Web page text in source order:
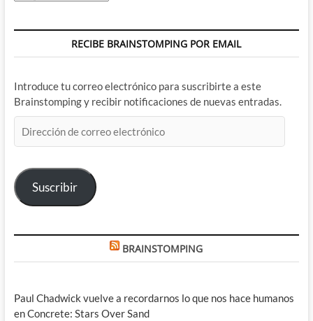
RECIBE BRAINSTOMPING POR EMAIL
Introduce tu correo electrónico para suscribirte a este
Brainstomping y recibir notificaciones de nuevas entradas.
de
electrónico
Suscribir
BRAINSTOMPING
Paul Chadwick vuelve a recordarnos lo que nos hace humanos
en Concrete: Stars Over Sand